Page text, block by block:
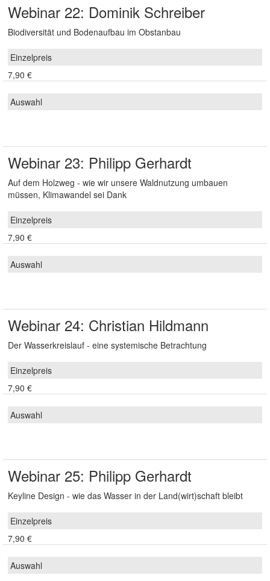
Webinar 22: Dominik Schreiber
Biodiversität und Bodenaufbau im Obstanbau
7,90 €
Webinar 23: Philipp Gerhardt
Auf dem Holzweg - wie wir unsere Waldnutzung umbauen
müssen, Klimawandel sei Dank
7,90 €
Webinar 24: Christian Hildmann
Der Wasserkreislauf - eine systemische Betrachtung
7,90 €
Webinar 25: Philipp Gerhardt
Keyline Design - wie das Wasser in der Land(wirt)schaft bleibt
7,90 €